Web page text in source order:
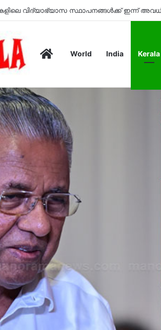
യാത്രകള്‍ക്ക് ചെലഴിച്ചത് 557 കോടിയിലേറെ
HomeWorld India Kerala